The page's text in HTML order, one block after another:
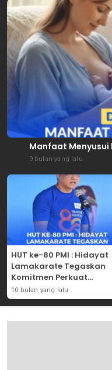
Manfaat Menyusui
9 bulan yang lalu
HUT ke-80 PMI : Hidayat
Lamakarate Tegaskan
Komitmen Perkuat
Solidaritas Kemanusiaan
10 bulan yang lalu